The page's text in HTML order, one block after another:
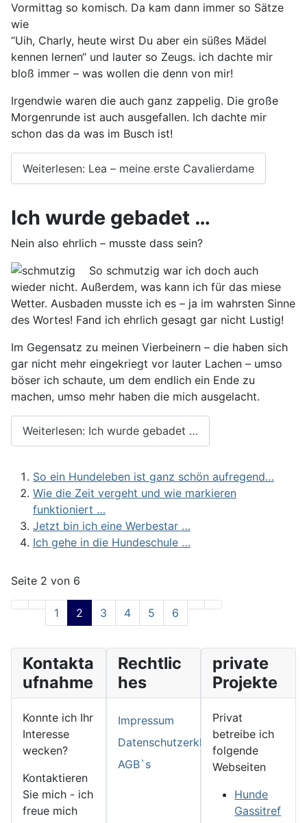
Vormittag so komisch. Da kam dann immer so Sätze
wie
“Uih, Charly, heute wirst Du aber ein süßes Mädel
kennen lernen“ und lauter so Zeugs. ich dachte mir
bloß immer – was wollen die denn von mir!
Irgendwie waren die auch ganz zappelig. Die große
Morgenrunde ist auch ausgefallen. Ich dachte mir
schon das da was im Busch ist!
Weiterlesen: Lea – meine erste Cavalierdame
Ich wurde gebadet …
Nein also ehrlich – musste dass sein?
So schmutzig war ich doch auch
wieder nicht. Außerdem, was kann ich für das miese
Wetter. Ausbaden musste ich es – ja im wahrsten Sinne
des Wortes! Fand ich ehrlich gesagt gar nicht Lustig!
Im Gegensatz zu meinen Vierbeinern – die haben sich
gar nicht mehr eingekriegt vor lauter Lachen – umso
böser ich schaute, um dem endlich ein Ende zu
machen, umso mehr haben die mich ausgelacht.
Weiterlesen: Ich wurde gebadet …
So ein Hundeleben ist ganz schön aufregend…
Wie die Zeit vergeht und wie markieren
funktioniert …
Jetzt bin ich eine Werbestar …
Ich gehe in die Hundeschule …
Seite 2 von 6
1 2 3 4 5 6
Kontakta
ufnahme
Konnte ich Ihr
Interesse
wecken?
Kontaktieren
Sie mich - ich
freue mich
Rechtlic
hes
Impressum
Datenschutzerklärung
AGB`s
private
Projekte
Privat
betreibe ich
folgende
Webseiten
Hunde
Gassitref